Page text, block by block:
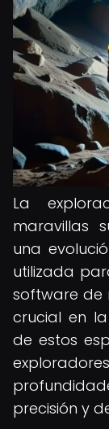
La
maravillas
una
utilizada
software de
crucial en
de estos
precisión y